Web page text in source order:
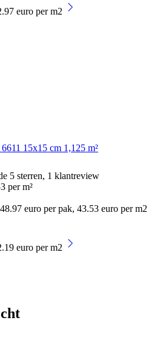
euro per m2
15x15 cm 1,125 m²
5 sterren, 1 klantreview
per m²
euro per pak, 43.53 euro per m2
euro per m2